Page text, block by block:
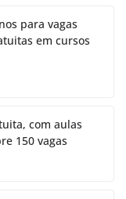
para vagas
em cursos
com aulas
150 vagas